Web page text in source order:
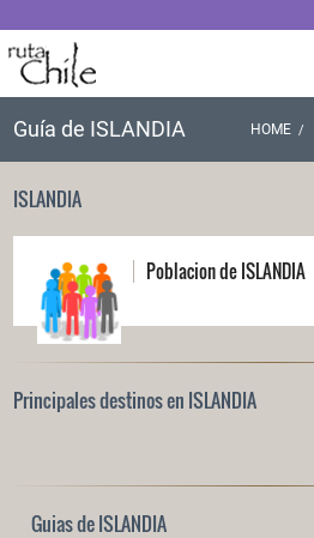
Guía de ISLANDIA HOME
ISLANDIA
Poblacion de ISLANDIA
Principales destinos en ISLANDIA
Guias de ISLANDIA